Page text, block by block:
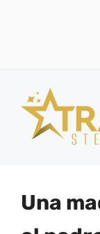
contenuto
Una